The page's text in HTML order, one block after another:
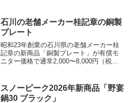
開です。詳細をレビューします。
石川の老舗メーカー桂記章の銅製
プレート
昭和23年創業の石川県の老舗メーカー桂
記章の新商品「銅製プレート」が有償モ
ニター価格で通常2,000〜8,000円（税
感含めて詳細をレビューします。
スノーピーク2026年新商品「野宴
鍋30 ブラック」